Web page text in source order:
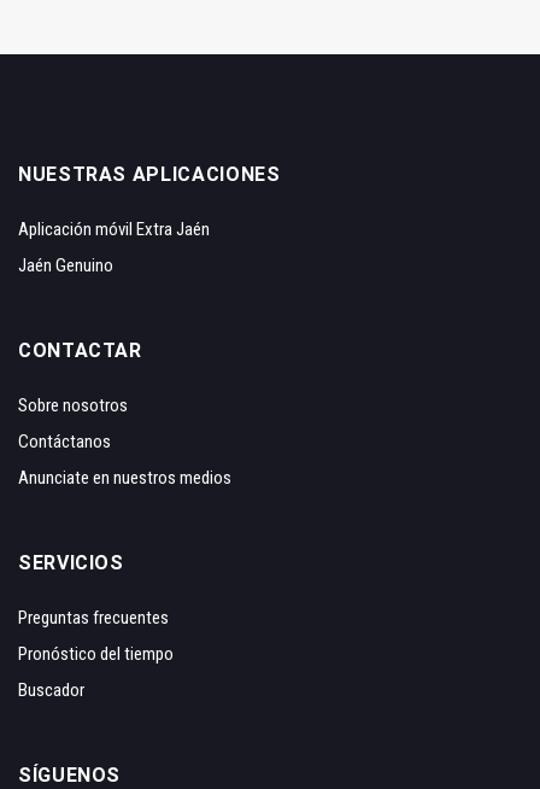
NUESTRAS APLICACIONES
Aplicación móvil Extra Jaén
Jaén Genuino
CONTACTAR
Sobre nosotros
Contáctanos
Anunciate en nuestros medios
SERVICIOS
Preguntas frecuentes
Pronóstico del tiempo
Buscador
SÍGUENOS